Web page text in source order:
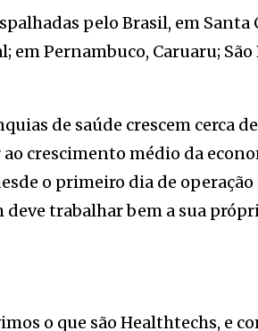
pelo Brasil, em Santa
em Pernambuco, Caruaru;
de saúde crescem cerca
crescimento médio da
o primeiro dia de
deve trabalhar bem a sua
o que são Healthtechs, e